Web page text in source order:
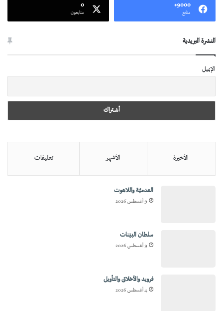
9000+
متابع
0
متابعون
النشرة البريدية
الإيميل
الأخيرة الأشهر تعليقات
العدميَّة واللاهوت
9 أغسطس 2026
سلطان البيّنات
9 أغسطس 2026
فرويد والأخلاق والتأويل
4 أغسطس 2026